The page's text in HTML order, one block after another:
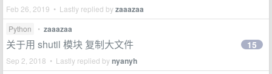
Feb 26, 2019 • Lastly replied byzaaazaa
Python • zaaazaa
关于用 shutil 模块 复制大文件
Sep 2, 2018 • Lastly replied bynyanyh
15